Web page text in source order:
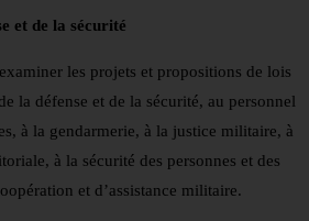
et de la sécurité
les projets et propositions de lois
la défense et de la sécurité, au personnel
à la gendarmerie, à la justice militaire, à
à la sécurité des personnes et des
et d’assistance militaire.